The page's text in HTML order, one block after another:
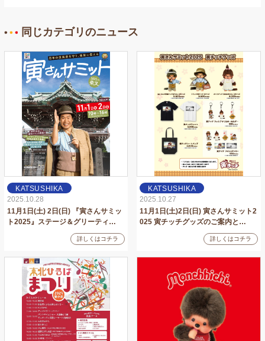
同じカテゴリのニュース
KATSUSHIKA
2025.10.28
11月1日(土) 2日(日) 『寅さんサミッ
ト2025』ステージ＆グリーティ…
詳しくはコチラ
KATSUSHIKA
2025.10.27
11月1日(土)2日(日) 寅さんサミット2
025 寅チッチグッズのご案内と…
詳しくはコチラ